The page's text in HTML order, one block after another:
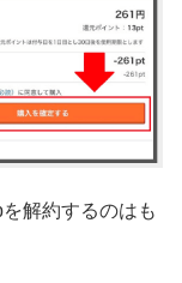
解約するのはも